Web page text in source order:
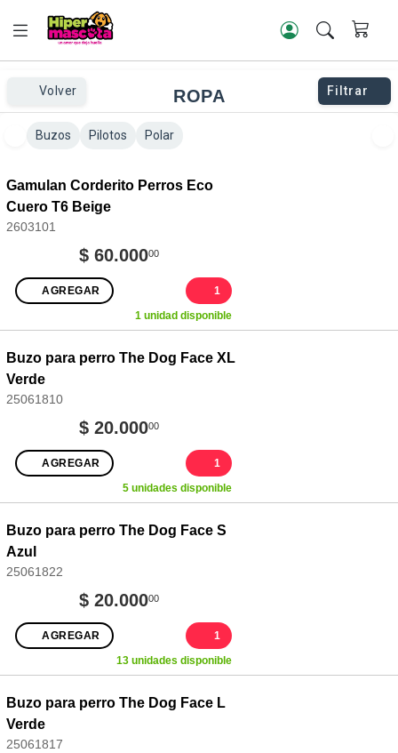
Volver ROPA Filtrar
Buzos Pilotos Polar
Gamulan Corderito Perros Eco
Cuero T6 Beige
2603101
$ 60.00000
1
AGREGAR
1 unidad disponible
Buzo para perro The Dog Face XL
Verde
25061810
$ 20.00000
1
AGREGAR
5 unidades disponible
Buzo para perro The Dog Face S
Azul
25061822
$ 20.00000
1
AGREGAR
13 unidades disponible
Buzo para perro The Dog Face L
Verde
25061817